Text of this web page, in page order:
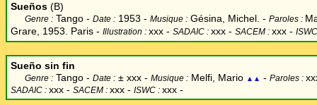
Sueños (B)
Genre : Tango - Date : 1953 - Musique : Gésina, Michel. - Paroles :
Grare, 1953. Paris - Illustration : xxx - SADAIC : xxx - SACEM : xxx -
Sueño sin fin
Genre : Tango - Date : ± xxx - Musique : Melfi, Mario ▲▲ - Paroles :
SADAIC : xxx - SACEM : xxx - ISWC : xxx -